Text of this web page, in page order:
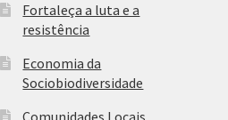
Fortaleça a luta e a
resistência
Economia da
Sociobiodiversidade